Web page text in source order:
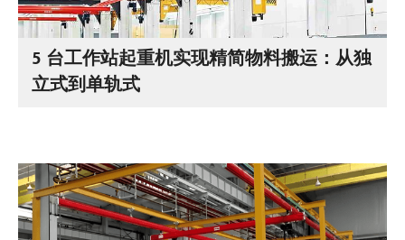
5 台工作站起重机实现精简物料搬运：从独
立式到单轨式